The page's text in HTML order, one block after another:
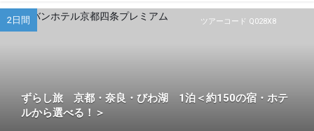
ツアーコード Q028X8
2日間
ずらし旅 京都・奈良・びわ湖 1泊＜約150の宿・ホテ
ルから選べる！＞